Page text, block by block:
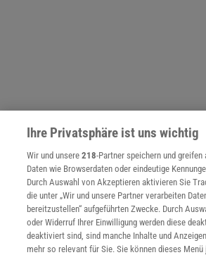
NACH OBEN
Für Sie im Spektrum-Shop
Ihre Privatsphäre ist uns wichtig
Wir und unsere218-Partner speichern und
Daten wie Browserdaten oder eindeutige
Durch Auswahl von Akzeptieren aktivieren Sie
die unter „Wir und unsere Partner verarbeiten
bereitzustellen“ aufgeführten Zwecke. Durch
oder Widerruf Ihrer Einwilligung werden diese
deaktiviert sind, sind manche Inhalte und
mehr so relevant für Sie. Sie können dieses